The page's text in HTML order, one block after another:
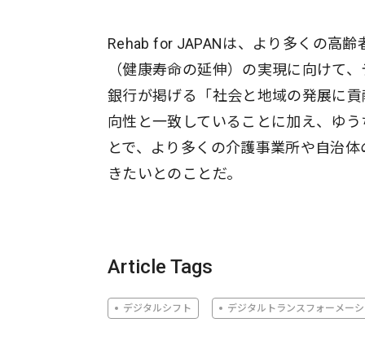
Rehab for JAPANは、より多くの高
（健康寿命の延伸）の実現に向けて
銀行が掲げる「社会と地域の発展に
向性と一致していることに加え、ゆ
とで、より多くの介護事業所や自治
きたいとのことだ。
Article Tags
デジタルシフト デジタルトランスフォーメー